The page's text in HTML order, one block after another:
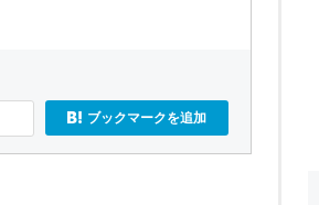
ブックマークを追加